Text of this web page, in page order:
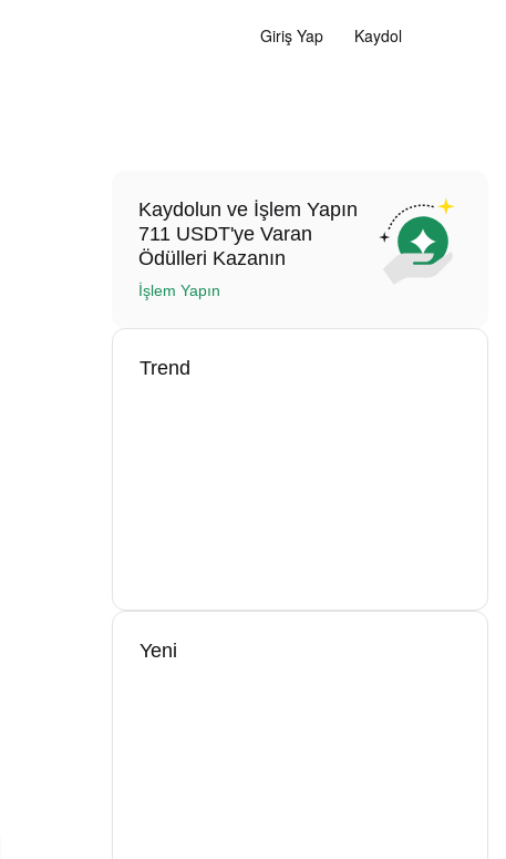
Giriş Yap Kaydol
Kaydolun ve İşlem Yapın
711 USDT'ye Varan
Ödülleri Kazanın
İşlem Yapın
Trend
Yeni